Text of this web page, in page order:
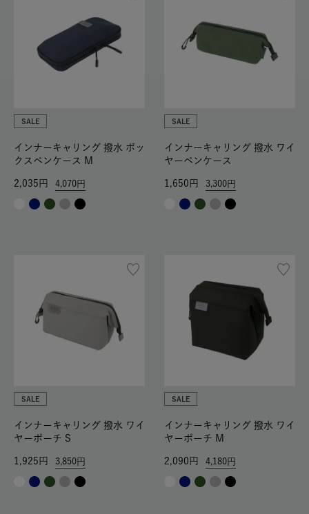
SALE
インナーキャリング 撥水 ボッ
クスペンケース M
4,070
2,035
SALE
インナーキャリング 撥水 ワイ
ヤーペンケース
3,300
1,650
SALE
インナーキャリング 撥水 ワイ
ヤーポーチ S
3,850
1,925
SALE
インナーキャリング 撥水 ワイ
ヤーポーチ M
4,180
2,090